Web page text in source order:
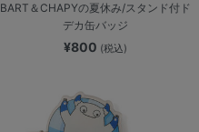
BART＆CHAPYの夏休み/スタンド付ド
デカ缶バッジ
¥800 (税込)